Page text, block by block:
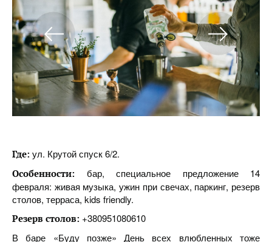
Где: ул. Крутой спуск 6/2.
Особенности: бар, специальное предложение 14
февраля: живая музыка, ужин при свечах, паркинг, резерв
столов, терраса, kids friendly.
Резерв столов: +380951080610
В баре «Буду позже» День всех влюбленных тоже